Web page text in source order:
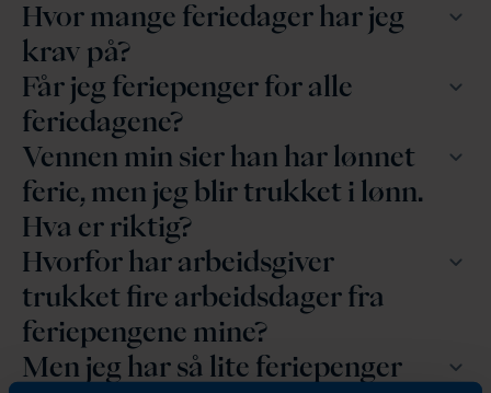
Hvor mange feriedager har jeg
krav på?
Får jeg feriepenger for alle
feriedagene?
Vennen min sier han har lønnet
ferie, men jeg blir trukket i lønn.
Hva er riktig?
Hvorfor har arbeidsgiver
trukket fire arbeidsdager fra
feriepengene mine?
Men jeg har så lite feriepenger